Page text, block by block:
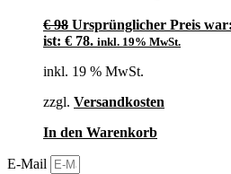
€98 Ursprünglicher Preis
ist: € 78. inkl. 19% MwSt.
inkl. 19 % MwSt.
zzgl. Versandkosten
In den Warenkorb
E-Mail